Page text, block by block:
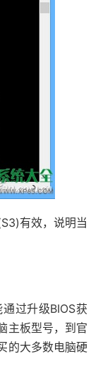
有效，说明当
过升级BIOS获
主板型号，到官
的大多数电脑硬